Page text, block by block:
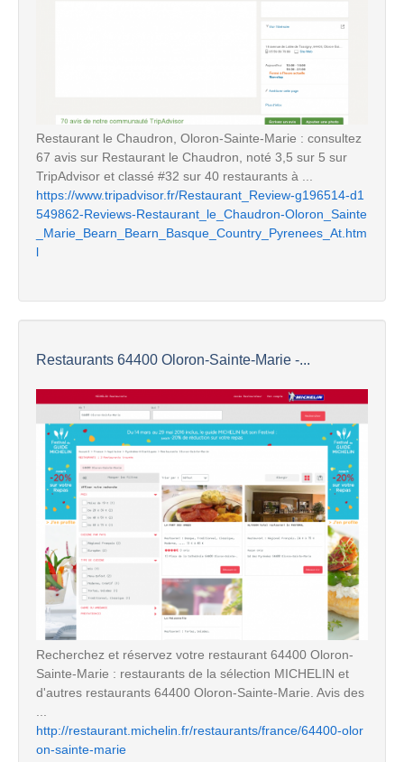
Restaurant le Chaudron, Oloron-Sainte-Marie : consultez
67 avis sur Restaurant le Chaudron, noté 3,5 sur 5 sur
TripAdvisor et classé #32 sur 40 restaurants à ...
https://www.tripadvisor.fr/Restaurant_Review-g196514-d1
549862-Reviews-Restaurant_le_Chaudron-Oloron_Sainte
_Marie_Bearn_Bearn_Basque_Country_Pyrenees_At.htm
l
Restaurants 64400 Oloron-Sainte-Marie -...
Recherchez et réservez votre restaurant 64400 Oloron-
Sainte-Marie : restaurants de la sélection MICHELIN et
d'autres restaurants 64400 Oloron-Sainte-Marie. Avis des
http://restaurant.michelin.fr/restaurants/france/64400-olor
on-sainte-marie